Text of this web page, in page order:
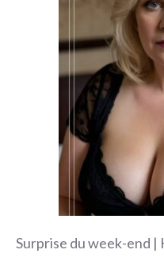
Surprise du week-end